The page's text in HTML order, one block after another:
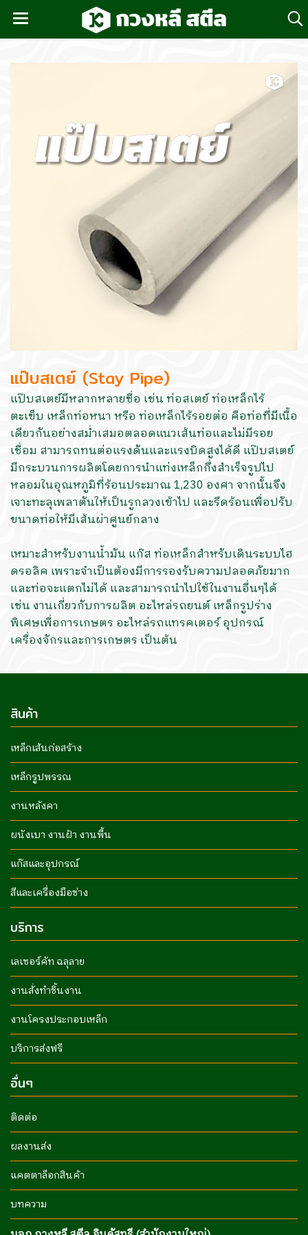
แป๊บสเตย์ (Stay Pipe)
แป๊บสเตย์มีหลากหลายชื่อ เช่น ท่อสเตย์ ท่อเหล็กไร้
ตะเข็บ เหล็กท่อหนา หรือ ท่อเหล็กไร้รอยต่อ คือท่อที่มีเนื้อ
เดียวกันอย่างสม่ำเสมอตลอดแนวเส้นท่อและไม่มีรอย
เชื่อม สามารถทนต่อแรงดันและแรงบิดสูงได้ดี แป๊บสเตย์
มีกระบวนการผลิตโดยการนำแท่งเหล็กกึ่งสำเร็จรูปไป
หลอมในอุณหภูมิที่ร้อนประมาณ 1,230 องศา จากนั้นจึง
เจาะทะลุเพลาตันให้เป็นรูกลวงเข้าไป และรีดร้อนเพื่อปรับ
ขนาดท่อให้มีเส้นผ่าศูนย์กลาง
เหมาะสำหรับงานน้ำมัน แก๊ส ท่อเหล็กสำหรับเดินระบบไฮ
ดรอลิค เพราะจำเป็นต้องมีการรองรับความปลอดภัยมาก
และท่อจะแตกไม่ได้ และสามารถนำไปใช้ในงานอื่นๆได้
เช่น งานเกี่ยวกับการผลิต อะไหล่รถยนต์ เหล็กรูปร่าง
พิเศษเพื่อการเกษตร อะไหล่รถแทรคเตอร์ อุปกรณ์
เครื่องจักรและการเกษตร เป็นต้น
สินค้า
เหล็กเส้นก่อสร้าง
เหล็กรูปพรรณ
งานหลังคา
ผนังเบา งานฝ้า งานพื้น
แก๊สและอุปกรณ์
สีและเครื่องมือช่าง
บริการ
เลเซอร์คัท ฉลุลาย
งานสั่งทำชิ้นงาน
งานโครงประกอบเหล็ก
บริการส่งฟรี
อื่นๆ
ติดต่อ
ผลงานส่ง
แคตตาล็อกสินค้า
บทความ